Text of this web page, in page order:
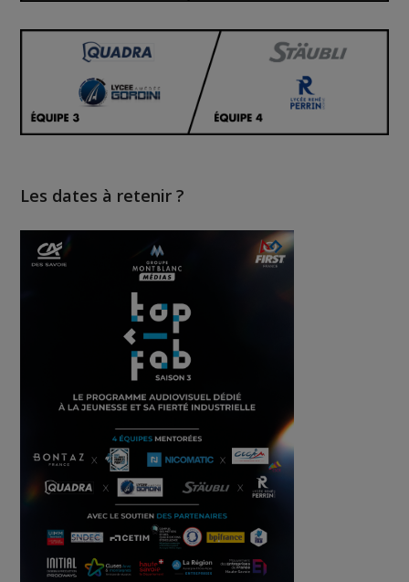
Les dates à retenir ?